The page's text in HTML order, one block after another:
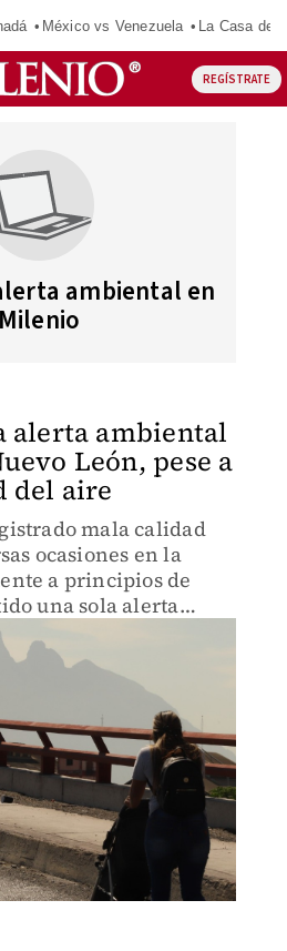
México vs Venezuela La Casa de
REGÍSTRATE
ambiental en
Milenio
alerta ambiental
León, pese a
del aire
mala calidad
ocasiones en la
a principios de
una sola alerta